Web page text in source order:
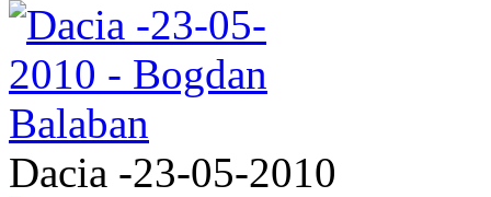
Dacia -23-05-2010